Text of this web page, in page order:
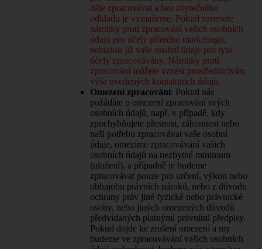
dále zpracovávat a bez zbytečného
odkladu je vymažeme. Pokud vznesete
námitky proti zpracování vašich osobních
údajů pro účely přímého marketingu,
nebudou již vaše osobní údaje pro tyto
účely zpracovávány. Námitky proti
zpracování můžete vznést prostřednictvím
výše uvedených kontaktních údajů.
Omezení zpracování: Pokud nás
požádáte o omezení zpracování svých
osobních údajů, např. v případě, kdy
zpochybňujete přesnost, zákonnost nebo
naši potřebu zpracovávat vaše osobní
údaje, omezíme zpracovávání vašich
osobních údajů na nezbytné minimum
(uložení), a případně je budeme
zpracovávat pouze pro určení, výkon nebo
obhajobu právních nároků, nebo z důvodu
ochrany práv jiné fyzické nebo právnické
osoby, nebo jiných omezených důvodů
předvídaných platnými právními předpisy.
Pokud dojde ke zrušení omezení a my
budeme ve zpracovávání vašich osobních